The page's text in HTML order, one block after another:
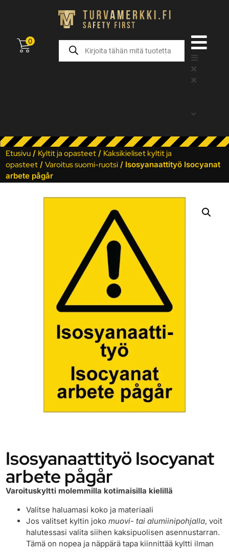
0
Etusivu / Kyltit ja opasteet / Kaksikieliset kyltit ja
opasteet /Varoitus suomi-ruotsi / Isosyanaattityö Isocyanat
arbete pågår
Isosyanaattityö Isocyanat
arbete pågår
Varoituskyltti molemmilla kotimaisilla kielillä
Valitse haluamasi koko ja materiaali
Jos valitset kyltin jokomuovi- tai alumiinipohjalla, voit
halutessasi valita siihen kaksipuolisen asennustarran.
Tämä on nopea ja näppärä tapa kiinnittää kyltti ilman